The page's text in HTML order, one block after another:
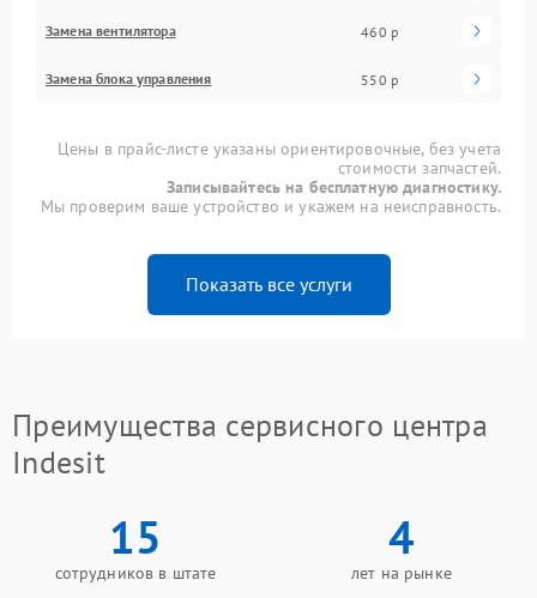
Замена вентилятора 460 р
Замена блока управления 550 р
Цены в прайс-листе указаны ориентировочные, без учета
стоимости запчастей.
Записывайтесь на бесплатную диагностику.
Мы проверим ваше устройство и укажем на неисправность.
Показать все услуги
Преимущества сервисного центра
Indesit
15
сотрудников в штате
4
лет на рынке